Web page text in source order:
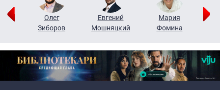
Олег
Зиборов
Евгений
Мошняцкий
Мария
Фомина